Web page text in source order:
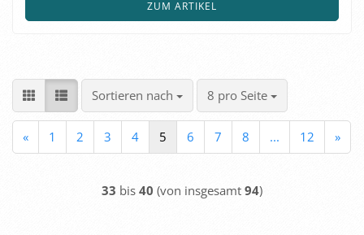
ZUM ARTIKEL
Sortieren nach
Sortieren nach 8 pro Seite
pro Seite
« 1 2 3 4 5 6 7 8 ... 12 »
33 bis 40 (von insgesamt 94)